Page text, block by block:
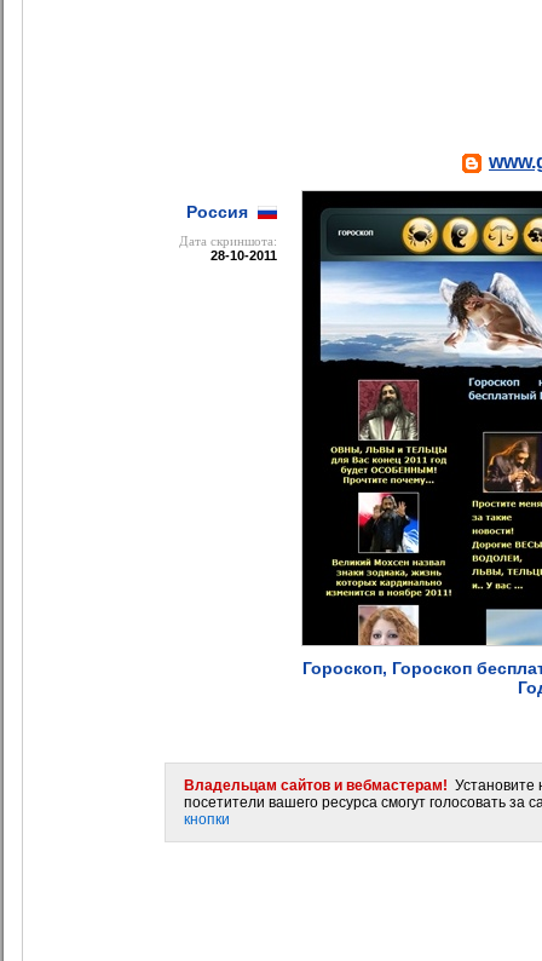
Россия
Дата cкриншота:
28-10-2011
Гороскоп, Гороскоп
Владельцам сайтов и вебмастерам! Установите
посетители вашего ресурса смогут голосовать за
кнопки